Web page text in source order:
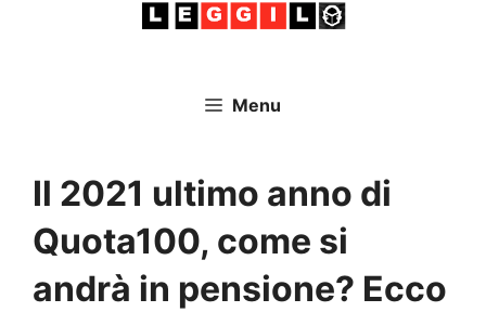
Menu
Il 2021 ultimo anno di
Quota100, come si
andrà in pensione? Ecco